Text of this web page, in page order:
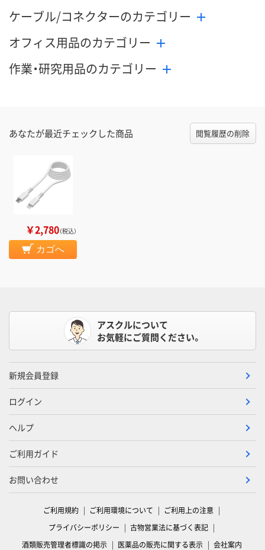
ケーブル/コネクターのカテゴリー
オフィス用品のカテゴリー
作業・研究用品のカテゴリー
あなたが最近チェックした商品 閲覧履歴の削除
￥2,780（税込）
カゴへ
アスクルについて
お気軽にご質問ください。
新規会員登録
ログイン
ヘルプ
ご利用ガイド
お問い合わせ
ご利用規約 ご利用環境について
ご利用上の注意
プライバシーポリシー
古物営業法に基づく表記
酒類販売管理者標識の掲示
医薬品の販売に関する表示 会社案内